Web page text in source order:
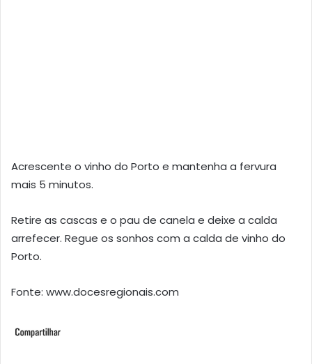
Acrescente o vinho do Porto e mantenha a fervura
mais 5 minutos.
Retire as cascas e o pau de canela e deixe a calda
arrefecer. Regue os sonhos com a calda de vinho do
Porto.
Fonte: www.docesregionais.com